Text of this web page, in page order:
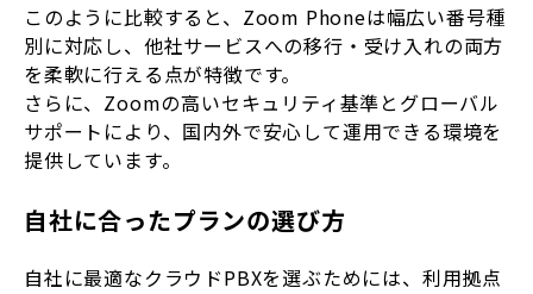
このように比較すると、Zoom Phoneは幅広い番号種
別に対応し、他社サービスへの移行・受け入れの両方
を柔軟に行える点が特徴です。
さらに、Zoomの高いセキュリティ基準とグローバル
サポートにより、国内外で安心して運用できる環境を
提供しています。
自社に合ったプランの選び方
自社に最適なクラウドPBXを選ぶためには、利用拠点